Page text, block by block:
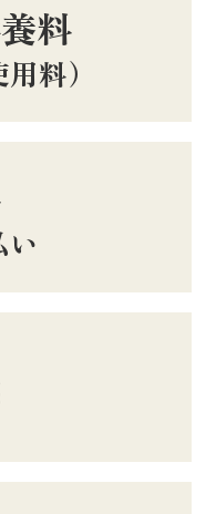
安心（あ
し、1年後に
て納骨。（法
はかかりませ
ウダー対
内の棚に安置
間お建てし
料
料）